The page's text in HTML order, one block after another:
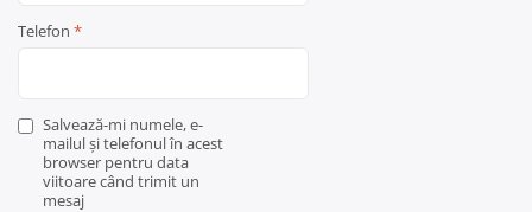
Telefon *
Salvează-mi numele, e-
mailul și telefonul în acest
browser pentru data
viitoare când trimit un
mesaj